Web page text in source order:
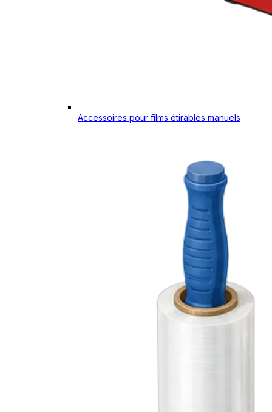
Accessoires pour films étirables manuels